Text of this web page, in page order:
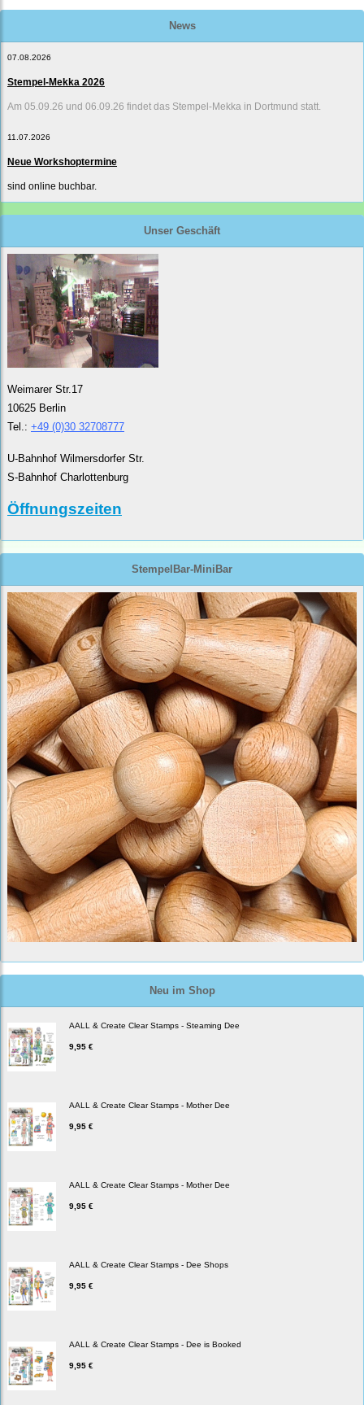
News
07.08.2026
Stempel-Mekka 2026
Am 05.09.26 und 06.09.26 findet das Stempel-Mekka in Dortmund statt.
11.07.2026
Neue Workshoptermine
sind online buchbar.
Unser Geschäft
Weimarer Str.17
10625 Berlin
Tel.: +49 (0)30 32708777
U-Bahnhof Wilmersdorfer Str.
S-Bahnhof Charlottenburg
Öffnungszeiten
StempelBar-MiniBar
Neu im Shop
AALL & Create Clear Stamps - Steaming Dee
9,95 €
AALL & Create Clear Stamps - Mother Dee
9,95 €
AALL & Create Clear Stamps - Mother Dee
9,95 €
AALL & Create Clear Stamps - Dee Shops
9,95 €
AALL & Create Clear Stamps - Dee is Booked
9,95 €